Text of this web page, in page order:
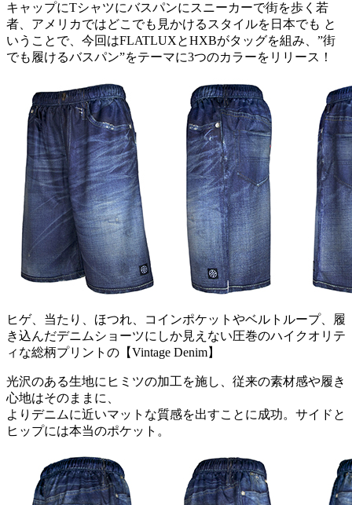
キャップにTシャツにバスパンにスニーカーで街を歩く若
者、アメリカではどこでも見かけるスタイルを日本でも と
いうことで、今回はFLATLUXとHXBがタッグを組み、”街
でも履けるバスパン”をテーマに3つのカラーをリリース！
ヒゲ、当たり、ほつれ、コインポケットやベルトループ、履
き込んだデニムショーツにしか見えない圧巻のハイクオリテ
ィな総柄プリントの【Vintage Denim】
光沢のある生地にヒミツの加工を施し、従来の素材感や履き
心地はそのままに、
よりデニムに近いマットな質感を出すことに成功。サイドと
ヒップには本当のポケット。